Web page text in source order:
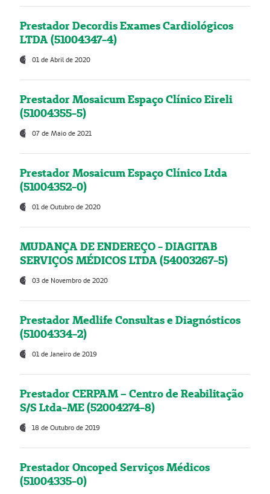
Prestador Decordis Exames Cardiológicos
LTDA (51004347-4)
01 de Abril de 2020
Prestador Mosaicum Espaço Clínico Eireli
(51004355-5)
07 de Maio de 2021
Prestador Mosaicum Espaço Clínico Ltda
(51004352-0)
01 de Outubro de 2020
MUDANÇA DE ENDEREÇO - DIAGITAB
SERVIÇOS MÉDICOS LTDA (54003267-5)
03 de Novembro de 2020
Prestador Medlife Consultas e Diagnósticos
(51004334-2)
01 de Janeiro de 2019
Prestador CERPAM – Centro de Reabilitação
S/S Ltda-ME (52004274-8)
18 de Outubro de 2019
Prestador Oncoped Serviços Médicos
(51004335-0)